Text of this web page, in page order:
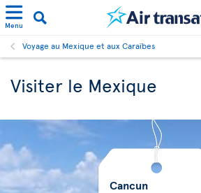
Menu
Voyage au Mexique et aux Caraïbes
Visiter le Mexique
Cancun